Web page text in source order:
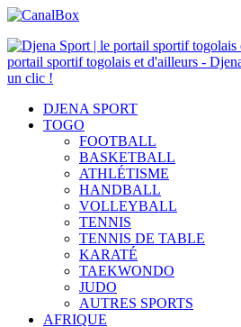
portail sportif togolais et d'ailleurs -
un clic !
DJENA SPORT
TOGO
FOOTBALL
BASKETBALL
ATHLÉTISME
HANDBALL
VOLLEYBALL
TENNIS
TENNIS DE TABLE
KARATÉ
TAEKWONDO
JUDO
AUTRES SPORTS
AFRIQUE